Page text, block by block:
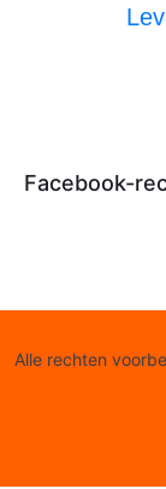
Facebook-
Alle rechten